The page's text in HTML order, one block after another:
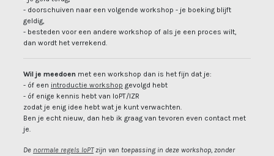
- doorschuiven naar een volgende workshop - je boeking blijft
geldig,
- besteden voor een andere workshop of als je een proces wilt,
dan wordt het verrekend.
Wil je meedoen met een workshop dan is het fijn dat je:
- óf een introductie workshop (open new window)
gevolgd hebt
- óf enige kennis hebt van IoPT/IZR
zodat je enig idee hebt wat je kunt verwachten.
Ben je echt nieuw, dan heb ik graag van tevoren even contact met
je.
De normale regels IoPT(open new window)
zijn van toepassing in deze workshop, zonder